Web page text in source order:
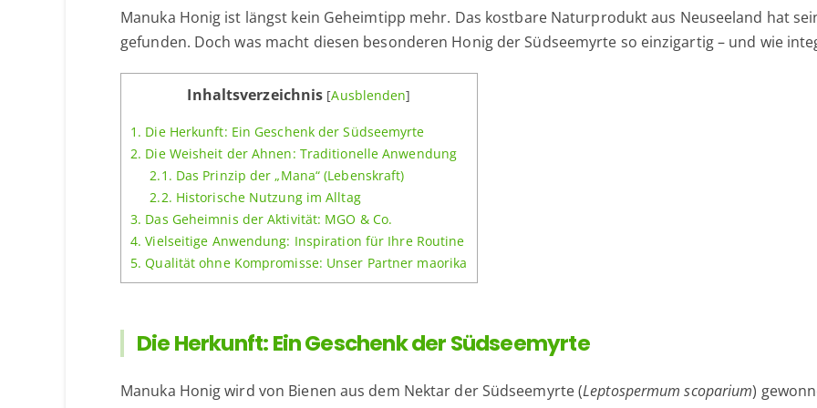
Manuka Honig ist längst kein Geheimtipp mehr. Das kostbare Naturprodukt aus Neuseeland hat
gefunden. Doch was macht diesen besonderen Honig der Südseemyrte so einzigartig – und wie
Inhaltsverzeichnis [Ausblenden]
1. Die Herkunft: Ein Geschenk der Südseemyrte
2. Die Weisheit der Ahnen: Traditionelle Anwendung
2.1. Das Prinzip der „Mana“ (Lebenskraft)
2.2. Historische Nutzung im Alltag
3. Das Geheimnis der Aktivität: MGO & Co.
4. Vielseitige Anwendung: Inspiration für Ihre Routine
5. Qualität ohne Kompromisse: Unser Partner maorika
Die Herkunft: Ein Geschenk der Südseemyrte
Manuka Honig wird von Bienen aus dem Nektar der Südseemyrte (Leptospermum scoparium)